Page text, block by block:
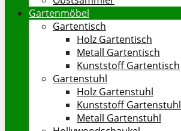
Gartenmöbel
Gartentisch
Holz Gartentisch
Metall Gartentisch
Kunststoff Gartentisch
Gartenstuhl
Holz Gartenstuhl
Kunststoff Gartenstuhl
Metall Gartenstuhl